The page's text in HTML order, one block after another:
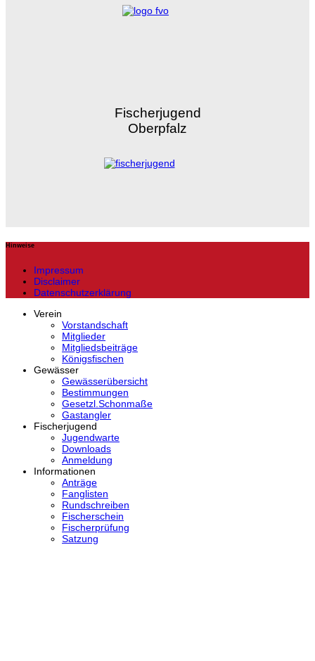
Fischerjugend
Oberpfalz
Hinweise
Impressum
Disclaimer
Datenschutzerklärung
Verein
Vorstandschaft
Mitglieder
Mitgliedsbeiträge
Königsfischen
Gewässer
Gewässerübersicht
Bestimmungen
Gesetzl.Schonmaße
Gastangler
Fischerjugend
Jugendwarte
Downloads
Anmeldung
Informationen
Anträge
Fanglisten
Rundschreiben
Fischerschein
Fischerprüfung
Satzung